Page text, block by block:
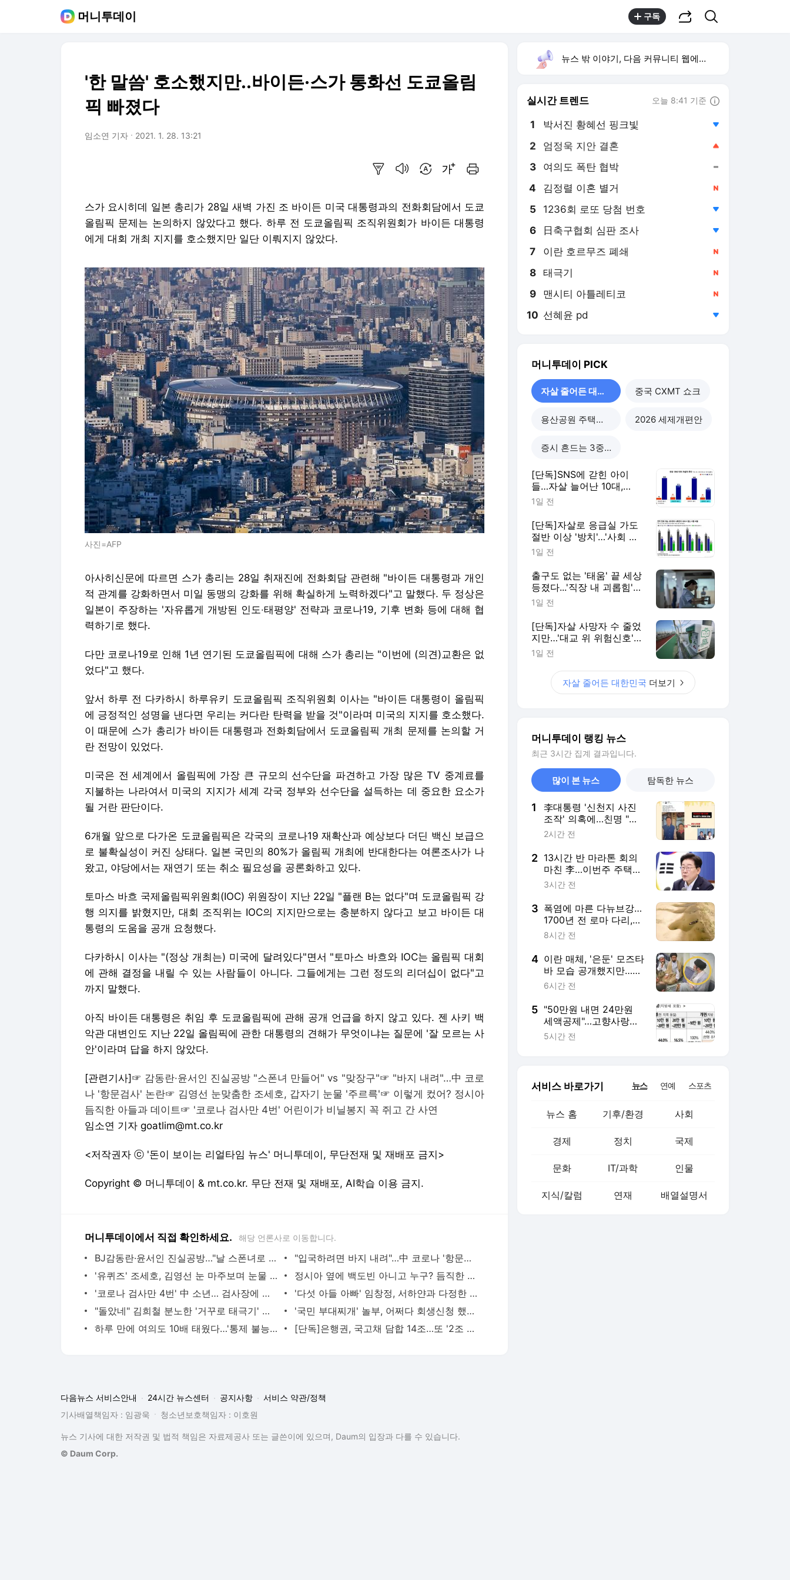
머니투데이 구독
'한 말씀' 호소했지만..바이든·스가 통화선 도쿄올림
픽 빠졌다
임소연 기자 2021. 1. 28. 13:21
스가 요시히데 일본 총리가 28일 새벽 가진 조 바이든 미국 대통령과의 전화회담에서 도쿄
올림픽 문제는 논의하지 않았다고 했다. 하루 전 도쿄올림픽 조직위원회가 바이든 대통령
에게 대회 개최 지지를 호소했지만 일단 이뤄지지 않았다.
사진=AFP
아사히신문에 따르면 스가 총리는 28일 취재진에 전화회담 관련해 "바이든 대통령과 개인
적 관계를 강화하면서 미일 동맹의 강화를 위해 확실하게 노력하겠다"고 말했다. 두 정상은
일본이 주장하는 '자유롭게 개방된 인도‧태평양' 전략과 코로나19, 기후 변화 등에 대해 협
력하기로 했다.
다만 코로나19로 인해 1년 연기된 도쿄올림픽에 대해 스가 총리는 "이번에 (의견)교환은 없
었다"고 했다.
앞서 하루 전 다카하시 하루유키 도쿄올림픽 조직위원회 이사는 "바이든 대통령이 올림픽
에 긍정적인 성명을 낸다면 우리는 커다란 탄력을 받을 것"이라며 미국의 지지를 호소했다.
이 때문에 스가 총리가 바이든 대통령과 전화회담에서 도쿄올림픽 개최 문제를 논의할 거
란 전망이 있었다.
미국은 전 세계에서 올림픽에 가장 큰 규모의 선수단을 파견하고 가장 많은 TV 중계료를
지불하는 나라여서 미국의 지지가 세계 각국 정부와 선수단을 설득하는 데 중요한 요소가
될 거란 판단이다.
6개월 앞으로 다가온 도쿄올림픽은 각국의 코로나19 재확산과 예상보다 더딘 백신 보급으
로 불확실성이 커진 상태다. 일본 국민의 80%가 올림픽 개최에 반대한다는 여론조사가 나
왔고, 야당에서는 재연기 또는 취소 필요성을 공론화하고 있다.
토마스 바흐 국제올림픽위원회(IOC) 위원장이 지난 22일 "플랜 B는 없다"며 도쿄올림픽 강
행 의지를 밝혔지만, 대회 조직위는 IOC의 지지만으로는 충분하지 않다고 보고 바이든 대
통령의 도움을 공개 요청했다.
다카하시 이사는 "(정상 개최는) 미국에 달려있다"면서 "토마스 바흐와 IOC는 올림픽 대회
에 관해 결정을 내릴 수 있는 사람들이 아니다. 그들에게는 그런 정도의 리더십이 없다"고
까지 말했다.
아직 바이든 대통령은 취임 후 도쿄올림픽에 관해 공개 언급을 하지 않고 있다. 젠 사키 백
악관 대변인도 지난 22일 올림픽에 관한 대통령의 견해가 무엇이냐는 질문에 '잘 모르는 사
안'이라며 답을 하지 않았다.
[관련기사]☞ 감동란·윤서인 진실공방 "스폰녀 만들어" vs "맞장구"☞ "바지 내려"…中 코로
나 '항문검사' 논란☞ 김영선 눈맞춤한 조세호, 갑자기 눈물 '주르륵'☞ 이렇게 컸어? 정시아
듬직한 아들과 데이트☞ '코로나 검사만 4번' 어린이가 비닐봉지 꼭 쥐고 간 사연
임소연 기자 goatlim@mt.co.kr
<저작권자 ⓒ '돈이 보이는 리얼타임 뉴스' 머니투데이, 무단전재 및 재배포 금지>
Copyright © 머니투데이 & mt.co.kr. 무단 전재 및 재배포, AI학습 이용 금지.
머니투데이에서 직접 확인하세요. 해당 언론사로 이동합니다.
BJ감동란·윤서인 진실공방…"날 스폰녀로 만들어" vs "맞장구친 것" - 머니투데이
"입국하려면 바지 내려"…中 코로나 '항문검사' 논란 - 머니투데이
'유퀴즈' 조세호, 김영선 눈 마주보며 눈물 …"위로받고 싶었다" - 머니투데이
정시아 옆에 백도빈 아니고 누구? 듬직한 아들과 데이트 - 머니투데이
'코로나 검사만 4번' 中 소년… 검사장에 비닐봉지 꼭 쥐고 간 사연 - 머니투데이
'다섯 아들 아빠' 임창정, 서하얀과 다정한 일상 - 머니투데이
"돌았네" 김희철 분노한 '거꾸로 태극기' 논란…결국 이틀만 철거 - 머니투데이
'국민 부대찌개' 놀부, 어쩌다 회생신청 했나…브랜드 33개로 늘더니 "다 실패" - 머니투데이
하루 만에 여의도 10배 태웠다…'통제 불능' 캐나다 산불, 2만명 대피[영상] - 머니투데이
[단독]은행권, 국고채 담합 14조…또 '2조 과징금' 맞나 - 머니투데이
뉴스 밖 이야기, 다음 커뮤니티 웹에서 보기
실시간 트렌드 오늘 8:41 기준
1 박서진 황혜선 핑크빛
2 엄정욱 지안 결혼
3 여의도 폭탄 협박
4 김정렬 이혼 별거
5 1236회 로또 당첨 번호
6 日축구협회 심판 조사
7 이란 호르무즈 폐쇄
8 태극기
9 맨시티 아틀레티코
10 선혜윤 pd
머니투데이 PICK
자살 줄어든 대한민국 중국 CXMT 쇼크
용산공원 주택공급 2026 세제개편안
증시 흔드는 3중 쏠림
[단독]SNS에 갇힌 아이
들…자살 늘어난 10대,
40%가 '대인관계' 호소
1일 전
[단독]자살로 응급실 가도
절반 이상 '방치'…'사회 안
전망' 재설계해야
1일 전
출구도 없는 '태움' 끝 세상
등졌다...'직장 내 괴롭힘'
더 위험한 이유
1일 전
[단독]자살 사망자 수 줄었
지만…'대교 위 위험신호'
늘었다
1일 전
자살 줄어든 대한민국 더보기
머니투데이 랭킹 뉴스
최근 3시간 집계 결과입니다.
많이 본 뉴스 탐독한 뉴스
1
李대통령 '신천지 사진
조작' 의혹에…친명 "선
넘었다, 책임 물어야"
2시간 전
2 13시간 반 마라톤 회의
마친 李…이번주 주택
공급책 발표하나
3시간 전
3 폭염에 마른 다뉴브강…
1700년 전 로마 다리,
나치 군함 드러냈다
8시간 전
4 이란 매체, '은둔' 모즈타
바 모습 공개했지만…건
강 이상설 증폭[영상]
6시간 전
5 "50만원 내면 24만원
세액공제"…고향사랑기
부 혜택 커지는 지역 어
5시간 전
서비스 바로가기 뉴스 연예 스포츠
뉴스 홈 기후/환경 사회
경제 정치 국제
문화 IT/과학 인물
지식/칼럼 연재 배열설명서
다음뉴스 서비스안내 24시간 뉴스센터 공지사항
서비스 약관/정책
기사배열책임자 : 임광욱
청소년보호책임자 : 이호원
뉴스 기사에 대한 저작권 및 법적 책임은 자료제공사 또는 글쓴이에 있으며, Daum의 입장과 다를 수 있습니다.
© Daum Corp.